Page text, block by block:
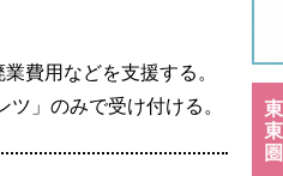
費用などを支援する。
」のみで受け付ける。